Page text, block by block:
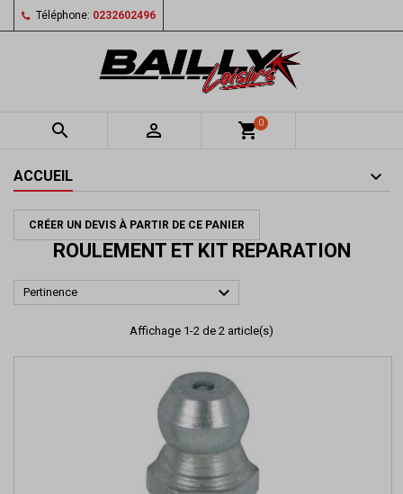
Téléphone: 0232602496
  shopping_cart0
ACCUEIL
CRÉER UN DEVIS À PARTIR DE CE PANIER
ROULEMENT ET KIT REPARATION
Pertinence 
Affichage 1-2 de 2 article(s)